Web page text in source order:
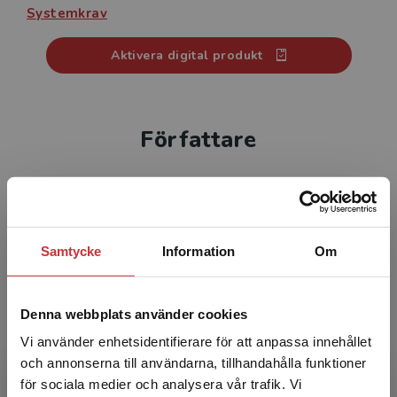
Samtycke Information Om
Denna webbplats använder cookies
Vi använder enhetsidentifierare för att anpassa innehållet
och annonserna till användarna, tillhandahålla funktioner
för sociala medier och analysera vår trafik. Vi
lägga in egna bokmärken med anteckningar.
användare) är giltig ett år från aktiveringsdatum.
Focus on Words 2 finns även som digital elevlicens
Systemkrav
Aktivera digital produkt
Författare
Diane Schmitt är en lärare och författare som
har undervisat i många länder, från Japan till
Tunisien, men mest i England där hon arbetade